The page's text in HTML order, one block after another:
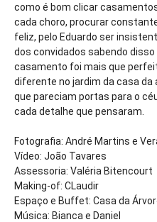
como é bom clicar
cada choro, procurar
feliz, pelo Eduardo ser
dos convidados sabendo
casamento foi mais que
diferente no jardim da casa da
que pareciam portas para o
cada detalhe que pensaram.
Fotografia: André Martins e
Vídeo: João Tavares
Assessoria: Valéria Bitencourt
Making-of: CLaudir
Espaço e Buffet: Casa da
Música: Bianca e Daniel